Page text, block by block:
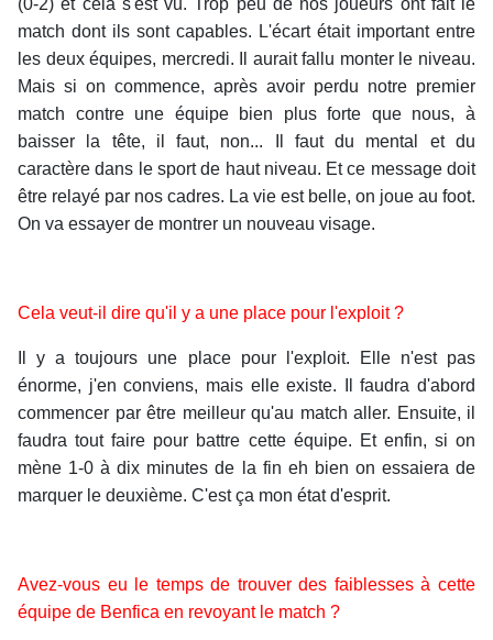
(0-2) et cela s'est vu. Trop peu de nos joueurs ont fait le
match dont ils sont capables. L'écart était important entre
les deux équipes, mercredi. Il aurait fallu monter le niveau.
Mais si on commence, après avoir perdu notre premier
match contre une équipe bien plus forte que nous, à
baisser la tête, il faut, non... Il faut du mental et du
caractère dans le sport de haut niveau. Et ce message doit
être relayé par nos cadres. La vie est belle, on joue au foot.
On va essayer de montrer un nouveau visage.
Cela veut-il dire qu'il y a une place pour l'exploit ?
Il y a toujours une place pour l'exploit. Elle n'est pas
énorme, j'en conviens, mais elle existe. Il faudra d'abord
commencer par être meilleur qu'au match aller. Ensuite, il
faudra tout faire pour battre cette équipe. Et enfin, si on
mène 1-0 à dix minutes de la fin eh bien on essaiera de
marquer le deuxième. C'est ça mon état d'esprit.
Avez-vous eu le temps de trouver des faiblesses à cette
équipe de Benfica en revoyant le match ?